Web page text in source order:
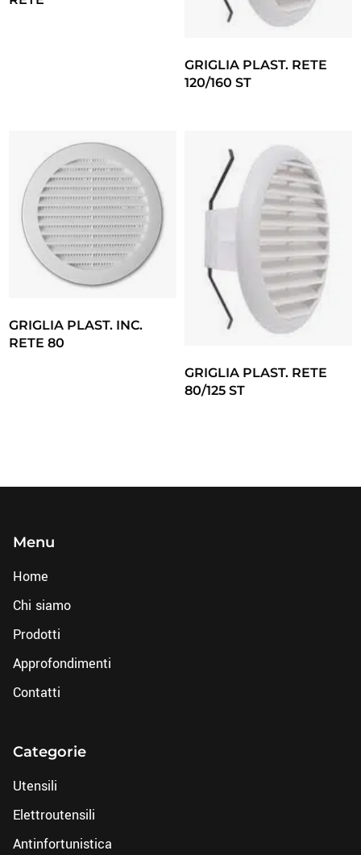
GRIGLIA PLAST. RETE
120/160 ST
GRIGLIA PLAST. INC.
RETE 80
GRIGLIA PLAST. RETE
80/125 ST
Menu
Home
Chi siamo
Prodotti
Approfondimenti
Contatti
Categorie
Utensili
Elettroutensili
Antinfortunistica